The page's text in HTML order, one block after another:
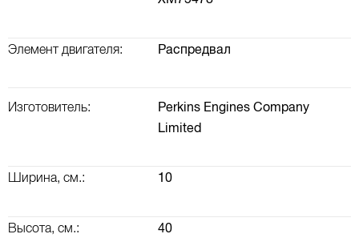
Элемент двигателя: Распредвал
Изготовитель:
Perkins Engines Company
Limited
Ширина, см.: 10
Высота, см.: 40